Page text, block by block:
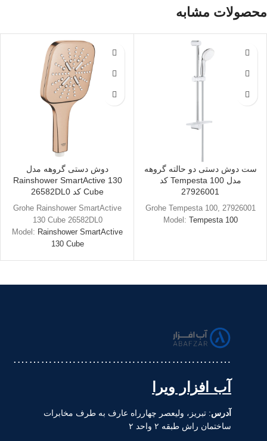
محصولات مشابه
ست دوش دستی دو حالته گروهه
مدل Tempesta 100 کد
27926001
Grohe Tempesta 100, 27926001
Model: Tempesta 100
دوش دستی گروهه مدل
Rainshower SmartActive 130
Cube کد 26582DL0
Grohe Rainshower SmartActive
130 Cube 26582DL0
Model: Rainshower SmartActive
130 Cube
……………………………………………….
آب افزار ویرا
آدرس: تبریز، ولیعصر چهارراه عارف به طرف مخابرات
ساختمان راش طبقه ۲ واحد ۲